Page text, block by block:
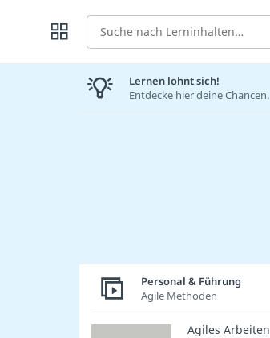
Suche
Lernen lohnt sich!
Entdecke hier deine Chancen.
Personal & Führung
Agile Methoden
Agiles Arbeiten